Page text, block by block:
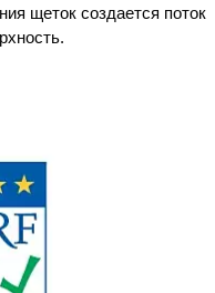
щеток создается поток